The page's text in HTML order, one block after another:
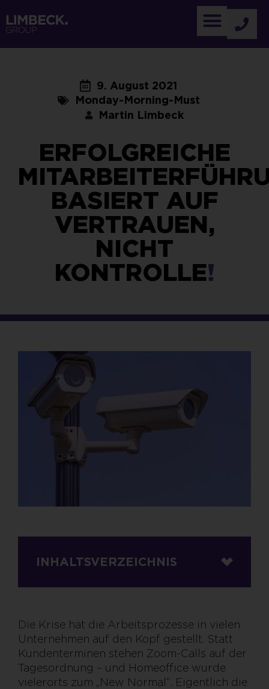
9. August 2021
Monday-Morning-Must
Martin Limbeck
ERFOLGREICHE
BASIERT AUF
VERTRAUEN,
NICHT
KONTROLLE!
INHALTSVERZEICHNIS
Die Krise hat die Arbeitsprozesse in vielen
Unternehmen auf den Kopf gestellt. Statt
Kundenterminen stehen Zoom-Calls auf der
Tagesordnung – und Homeoffice wurde
vielerorts zum „New Normal“. Eigentlich die